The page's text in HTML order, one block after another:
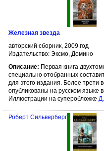
Железная звезда
авторский сборник, 2009 год
Издательство: Эксмо, Домино
Описание: Первая книга
специально отобранных
для этого издания. Более трети
опубликованы на русском языке
Иллюстрации на суперобложке
Роберт Сильверберг